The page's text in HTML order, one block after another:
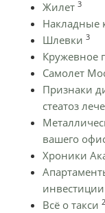
Жилет 3
Накладные
Шлевки 3
Кружевное
Самолет
Признаки
стеатоз
вашего
Хроники
Всё о такси 2